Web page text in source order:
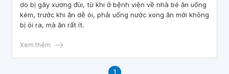
do bị gãy xương đùi, từ khi ở bệnh viện về nhà bé ăn uống
kém, trước khi ăn dễ ói, phải uống nước xong ăn mới không
bị ói ra, mà ăn rất ít.
Xem thêm